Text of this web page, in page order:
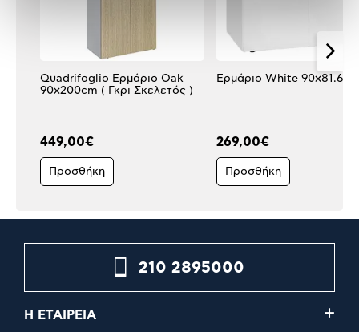
Quadrifoglio Ερμάριο Oak
90x200cm ( Γκρι Σκελετός )
449,00€
Προσθήκη
Ερμάριο White 90x81.6cm
269,00€
Προσθήκη
210 2895000
Η ΕΤΑΙΡΕΙΑ